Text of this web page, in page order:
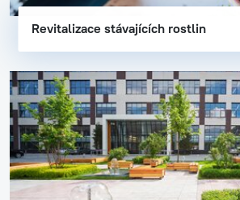
Revitalizace stávajících rostlin